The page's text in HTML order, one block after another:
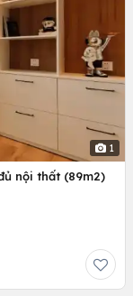
1
nội thất (89m2)